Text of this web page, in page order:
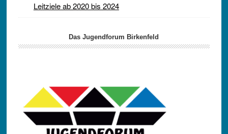
Leitziele ab 2020 bis 2024
Das Jugendforum Birkenfeld